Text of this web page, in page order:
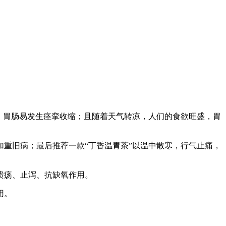
肠易发生痉挛收缩；且随着天气转凉，人们的食欲旺盛，胃
旧病；最后推荐一款“丁香温胃茶”以温中散寒，行气止痛，
、止泻、抗缺氧作用。